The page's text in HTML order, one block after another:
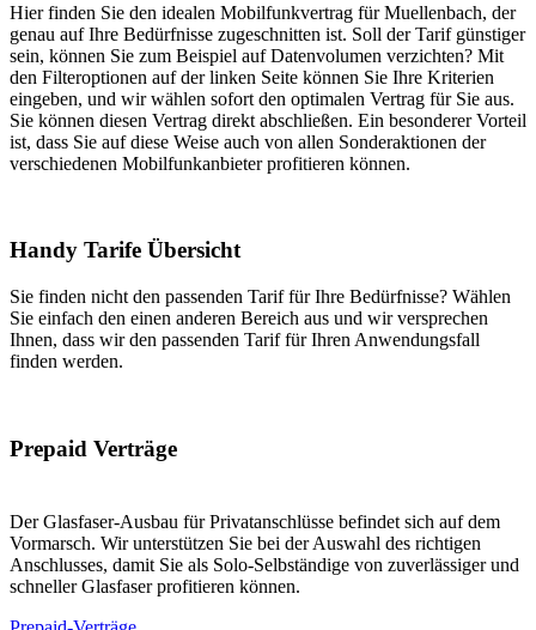
Hier finden Sie den idealen Mobilfunkvertrag für Muellenbach, der
genau auf Ihre Bedürfnisse zugeschnitten ist. Soll der Tarif günstiger
sein, können Sie zum Beispiel auf Datenvolumen verzichten? Mit
den Filteroptionen auf der linken Seite können Sie Ihre Kriterien
eingeben, und wir wählen sofort den optimalen Vertrag für Sie aus.
Sie können diesen Vertrag direkt abschließen. Ein besonderer Vorteil
ist, dass Sie auf diese Weise auch von allen Sonderaktionen der
verschiedenen Mobilfunkanbieter profitieren können.
Handy Tarife Übersicht
Sie finden nicht den passenden Tarif für Ihre Bedürfnisse? Wählen
Sie einfach den einen anderen Bereich aus und wir versprechen
Ihnen, dass wir den passenden Tarif für Ihren Anwendungsfall
finden werden.
Prepaid Verträge
Der Glasfaser-Ausbau für Privatanschlüsse befindet sich auf dem
Vormarsch. Wir unterstützen Sie bei der Auswahl des richtigen
Anschlusses, damit Sie als Solo-Selbständige von zuverlässiger und
schneller Glasfaser profitieren können.